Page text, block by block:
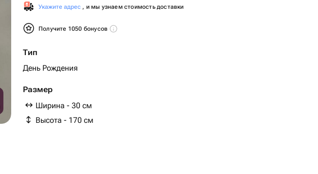
Укажите адрес , и мы узнаем стоимость доставки
Получите 1050 бонусов
Тип
День Рождения
Размер
Ширина - 30 см
Высота - 170 см